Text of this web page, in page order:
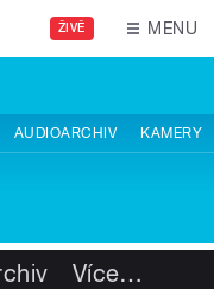
ŽIVĚ MENU
AUDIOARCHIV KAMERY
Více…